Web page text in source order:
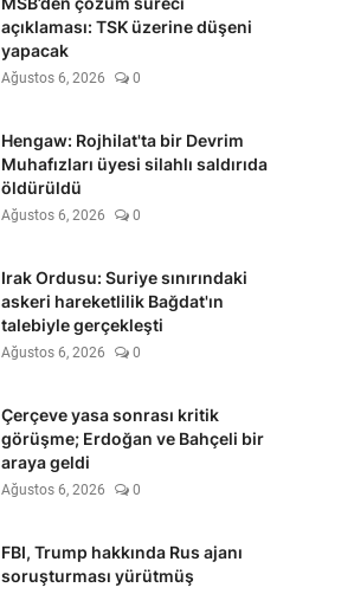
açıklaması: TSK üzerine düşeni
yapacak
Ağustos 6, 2026 0
Hengaw: Rojhilat'ta bir Devrim
Muhafızları üyesi silahlı saldırıda
öldürüldü
Ağustos 6, 2026 0
Irak Ordusu: Suriye sınırındaki
askeri hareketlilik Bağdat'ın
talebiyle gerçekleşti
Ağustos 6, 2026 0
Çerçeve yasa sonrası kritik
görüşme; Erdoğan ve Bahçeli bir
araya geldi
Ağustos 6, 2026 0
FBI, Trump hakkında Rus ajanı
soruşturması yürütmüş